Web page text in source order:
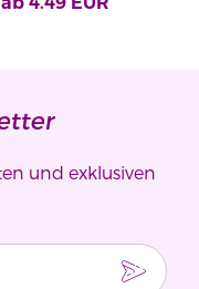
und exklusiven